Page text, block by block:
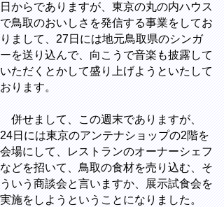
日からでありますが、東京の丸の内ハウス
で鳥取のおいしさを発信する事業をしてお
りまして、27日には地元鳥取県のシンガ
ーを送り込んで、向こうで音楽も披露して
いただくとかして盛り上げようといたして
おります。
併せまして、この週末でありますが、
24日には東京のアンテナショップの2階を
会場にして、レストランのオーナーシェフ
などを招いて、鳥取の食材を売り込む、そ
ういう商談会と言いますか、展示試食会を
実施をしようということになりました。